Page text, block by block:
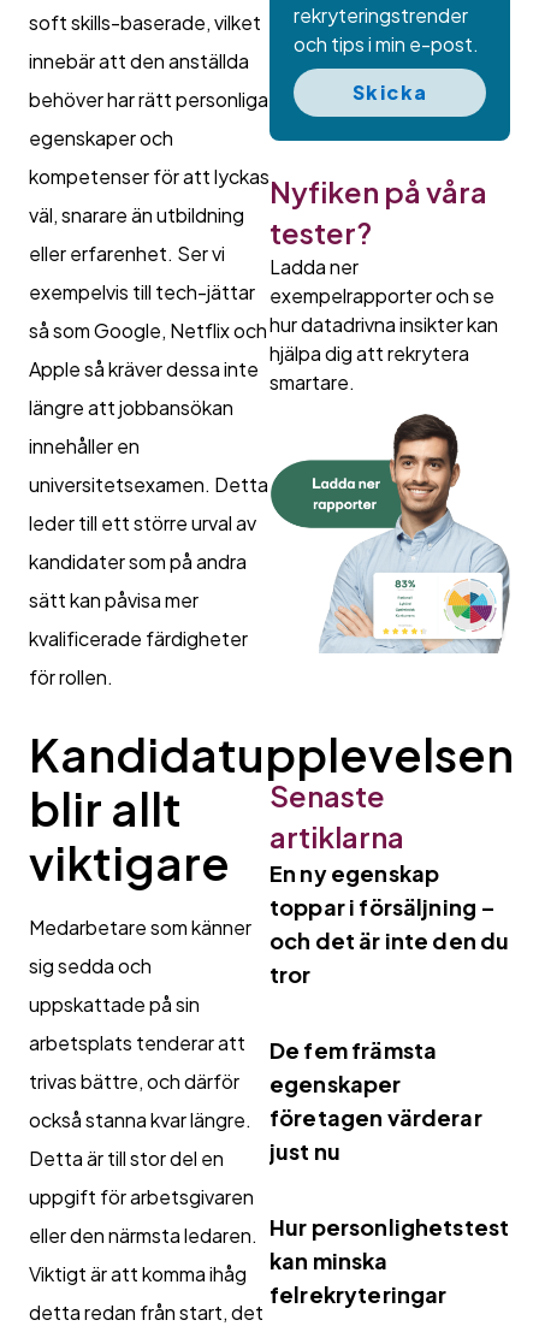
soft skills-baserade, vilket
innebär att den anställda
behöver har rätt personliga
egenskaper och
kompetenser för att lyckas
väl, snarare än utbildning
eller erfarenhet. Ser vi
exempelvis till tech-jättar
så som Google, Netflix och
Apple så kräver dessa inte
längre att jobbansökan
innehåller en
universitetsexamen. Detta
leder till ett större urval av
kandidater som på andra
sätt kan påvisa mer
kvalificerade färdigheter
för rollen.
Kandidatupplevelsen
blir allt
viktigare
Medarbetare som känner
sig sedda och
uppskattade på sin
arbetsplats tenderar att
trivas bättre, och därför
också stanna kvar längre.
Detta är till stor del en
uppgift för arbetsgivaren
eller den närmsta ledaren.
Viktigt är att komma ihåg
detta redan från start, det
rekryteringstrender
och tips i min e-post.
Skicka
Nyfiken på våra
tester?
Ladda ner
exempelrapporter och se
hur datadrivna insikter kan
hjälpa dig att rekrytera
smartare.
Senaste
artiklarna
En ny egenskap
toppar i försäljning –
och det är inte den du
tror
De fem främsta
egenskaper
företagen värderar
just nu
Hur personlighetstest
kan minska
felrekryteringar